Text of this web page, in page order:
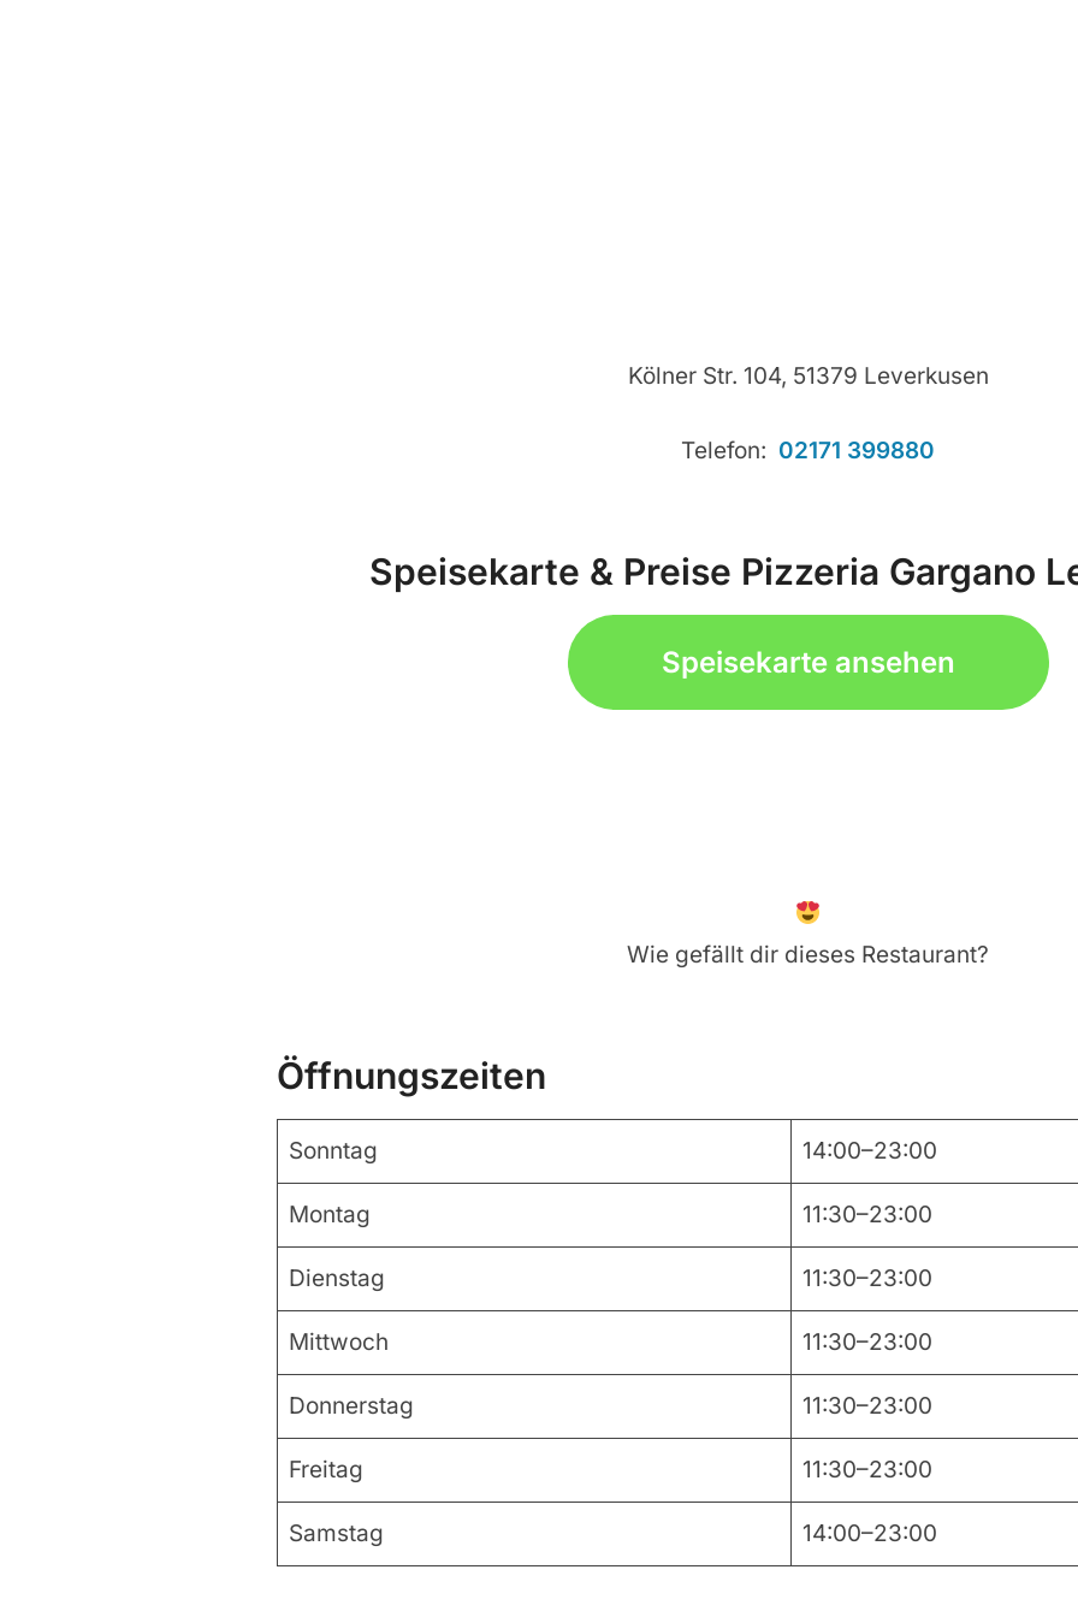
Kölner Str. 104, 51379 Leverkusen
Telefon: 02171 399880
Speisekarte & Preise Pizzeria Gargano
Speisekarte ansehen
Wie gefällt dir dieses Restaurant?
Öffnungszeiten
Sonntag 14:00–23:00
Montag 11:30–23:00
Dienstag 11:30–23:00
Mittwoch 11:30–23:00
Donnerstag 11:30–23:00
Freitag 11:30–23:00
Samstag 14:00–23:00